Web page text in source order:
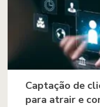
Captação de
para atrair e